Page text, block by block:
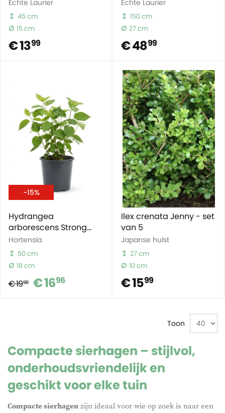
Echte Laurier
45 cm
15 cm
€ 1399
Echte Laurier
150 cm
27 cm
€ 4899
-15%
Hydrangea
arborescens Strong
Annabelle
Hortensia
50 cm
18 cm
€ 1999 € 1696
Ilex crenata Jenny - set
van 5
Japanse hulst
27 cm
10 cm
€ 1599
Toon
Compacte sierhagen – stijlvol,
onderhoudsvriendelijk en
geschikt voor elke tuin
Compacte sierhagenzijn ideaal voor wie op zoek is naar een